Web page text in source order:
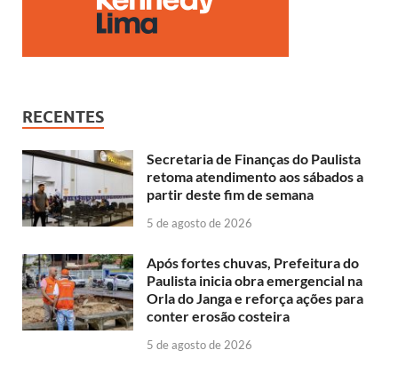
RECENTES
Secretaria de Finanças do Paulista
retoma atendimento aos sábados a
partir deste fim de semana
5 de agosto de 2026
Após fortes chuvas, Prefeitura do
Paulista inicia obra emergencial na
Orla do Janga e reforça ações para
conter erosão costeira
5 de agosto de 2026